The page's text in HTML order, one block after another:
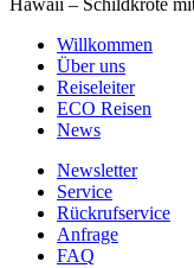
Willkommen
Über uns
Reiseleiter
ECO Reisen
News
Newsletter
Service
Rückrufservice
Anfrage
FAQ